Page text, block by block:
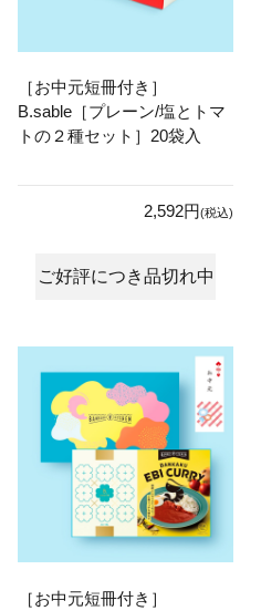
［お中元短冊付き］
B.sable［プレーン/塩とトマ
トの２種セット］20袋入
2,592円(税込)
ご好評につき品切れ中
［お中元短冊付き］